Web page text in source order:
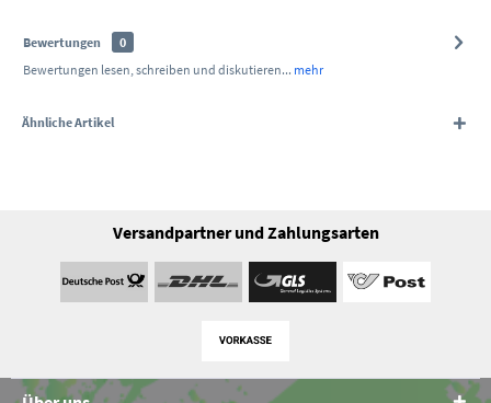
Bewertungen
0
Bewertungen lesen, schreiben und diskutieren... mehr
Ähnliche Artikel
Versandpartner und Zahlungsarten